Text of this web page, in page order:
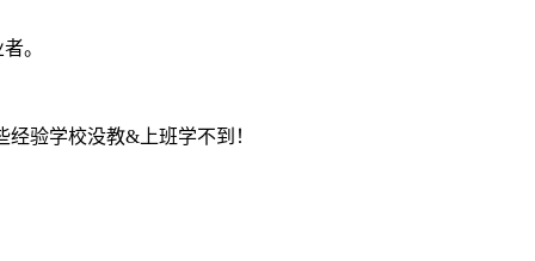
。
验学校没教&上班学不到！